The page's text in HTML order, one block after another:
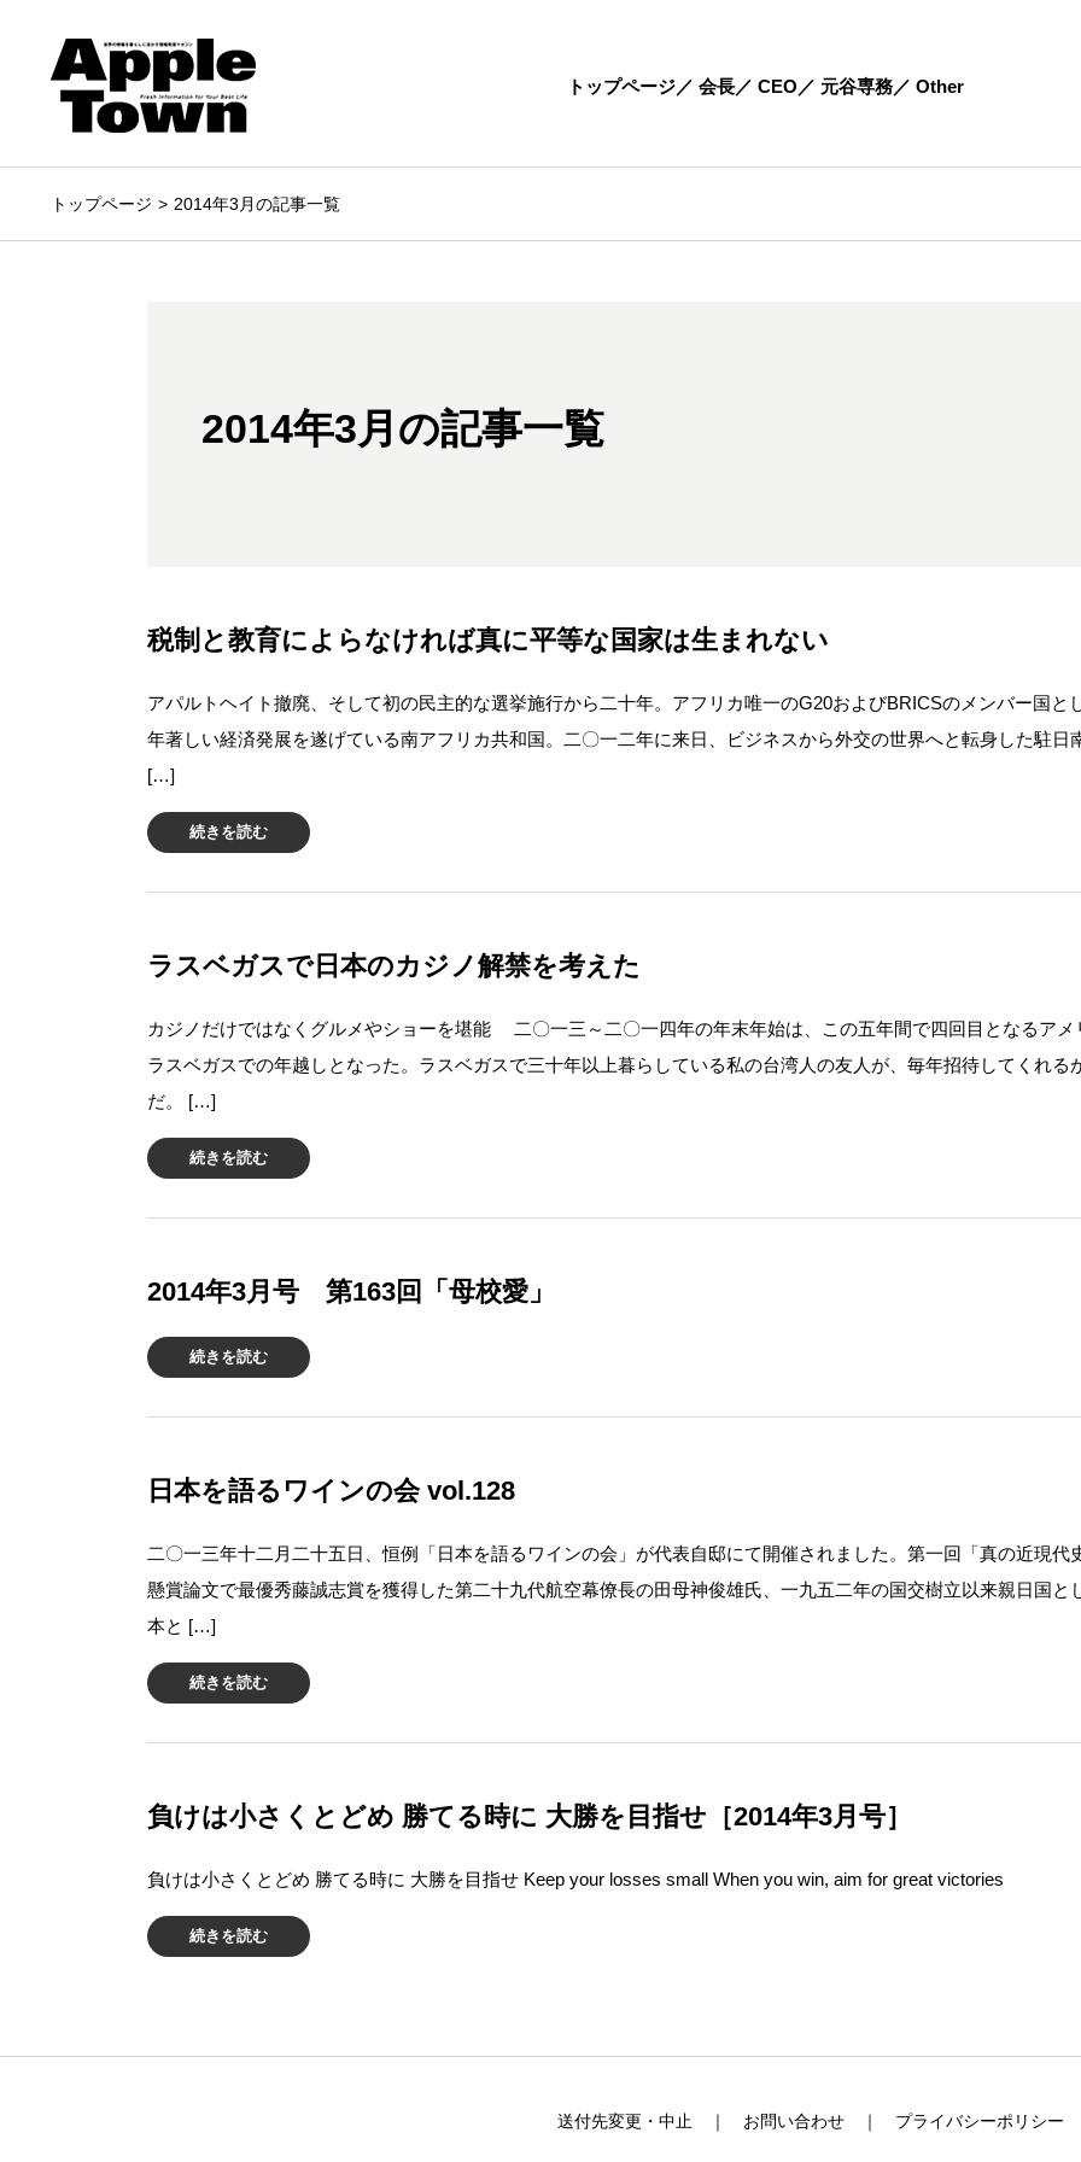
トップページ 会長 CEO 元谷専務 Other
トップページ 2014年3月の記事一覧
2014年3月の記事一覧
税制と教育によらなければ真に平等な国家は生まれない
アパルトヘイト撤廃、そして初の民主的な選挙施行から二十年。アフリカ唯一のG20およびBRICSのメンバー国と
年著しい経済発展を遂げている南アフリカ共和国。二〇一二年に来日、ビジネスから外交の世界へと転身した駐日
[…]
続きを読む
ラスベガスで日本のカジノ解禁を考えた
カジノだけではなくグルメやショーを堪能 二〇一三～二〇一四年の年末年始は、この五年間で四回目となるアメ
ラスベガスでの年越しとなった。ラスベガスで三十年以上暮らしている私の台湾人の友人が、毎年招待してくれる
だ。 […]
続きを読む
2014年3月号 第163回「母校愛」
続きを読む
日本を語るワインの会 vol.128
二〇一三年十二月二十五日、恒例「日本を語るワインの会」が代表自邸にて開催されました。第一回「真の近現代
懸賞論文で最優秀藤誠志賞を獲得した第二十九代航空幕僚長の田母神俊雄氏、一九五二年の国交樹立以来親日国と
本と […]
続きを読む
負けは小さくとどめ 勝てる時に 大勝を目指せ［2014年3月号］
負けは小さくとどめ 勝てる時に 大勝を目指せ Keep your losses small When you win, aim for great victories
続きを読む
送付先変更・中止 お問い合わせ プライバシーポリシー